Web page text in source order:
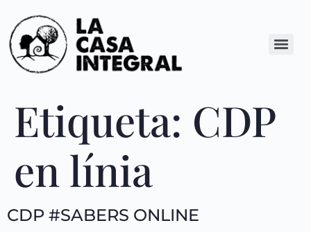
Etiqueta: CDP
en línia
CDP #SABERS ONLINE